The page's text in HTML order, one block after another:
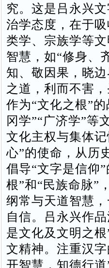
究。这是吕永兴
治学态度，在于
类学、宗族学等
智慧，如“修身、
知、敬因果，晓
之道，利而不害
作为“文化之根”
冈学”“广济学”等
文化主权与集体
心”的使命，从历
倡导“文字是信仰
根”和“民族命脉”
纲常与天道智慧
自信。吕永兴作
是文化及文明之
文精神。‌注重汉
开智慧，知德行